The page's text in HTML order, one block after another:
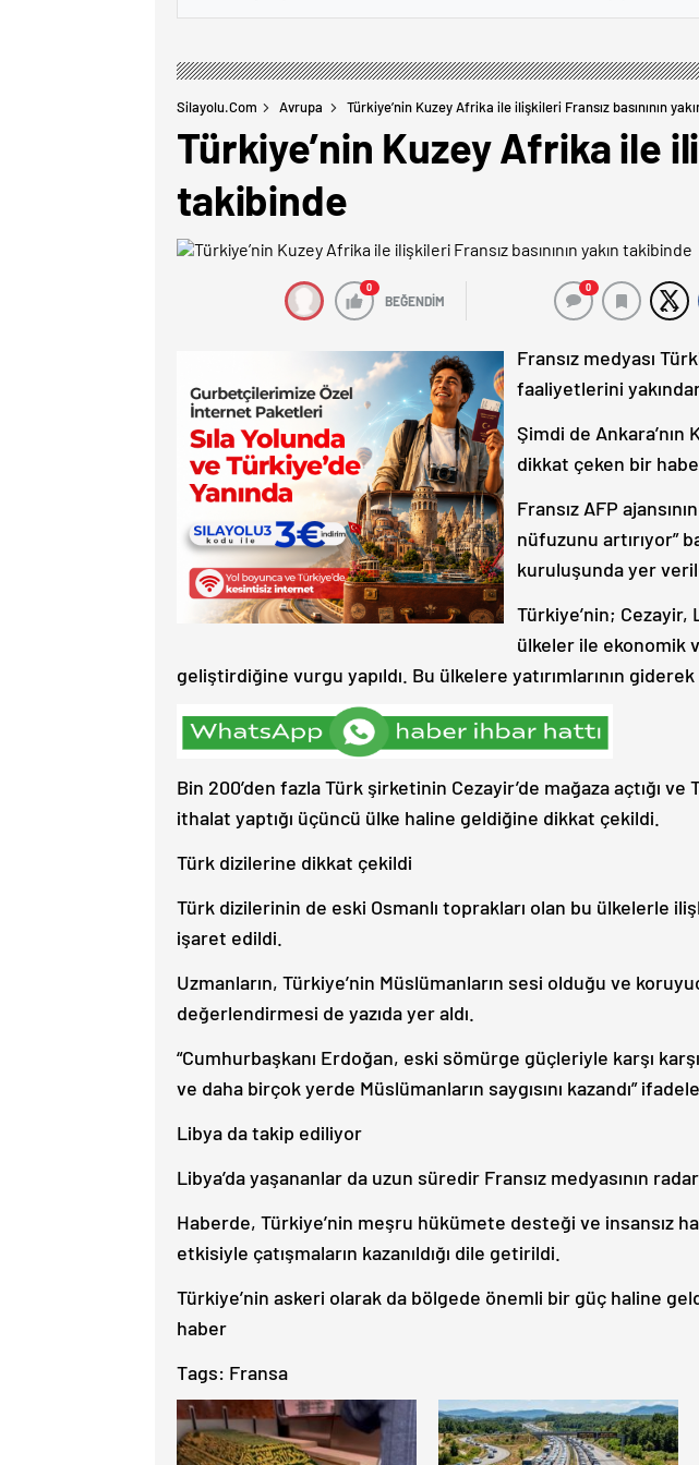
Silayolu.com Avrupa Türkiye’nin Kuzey Afrika ile ilişkileri Fransız basınının
Türkiye’nin Kuzey Afrika ile
takibinde
0
BEĞENDİM
0
Fransız medyası
faaliyetlerini
Şimdi de Ankara’nın
dikkat çeken bir
Fransız AFP
nüfuzunu artırıyor”
kuruluşunda yer
Türkiye’nin; Cezayir,
ülkeler ile ekonomik
geliştirdiğine vurgu yapıldı. Bu ülkelere yatırımlarının
Bin 200’den fazla Türk şirketinin Cezayir’de mağaza açtığı ve
ithalat yaptığı üçüncü ülke haline geldiğine dikkat çekildi.
Türk dizilerine dikkat çekildi
Türk dizilerinin de eski Osmanlı toprakları olan bu ülkelerle
işaret edildi.
Uzmanların, Türkiye’nin Müslümanların sesi olduğu ve
değerlendirmesi de yazıda yer aldı.
“Cumhurbaşkanı Erdoğan, eski sömürge güçleriyle karşı
ve daha birçok yerde Müslümanların saygısını kazandı”
Libya da takip ediliyor
Libya’da yaşananlar da uzun süredir Fransız medyasının
Haberde, Türkiye’nin meşru hükümete desteği ve insansız
etkisiyle çatışmaların kazanıldığı dile getirildi.
Türkiye’nin askeri olarak da bölgede önemli bir güç haline
haber
Tags: Fransa